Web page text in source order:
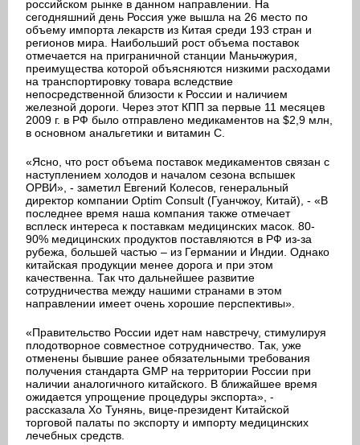
российском рынке в данном направлении. На
сегодняшний день Россия уже вышла на 26 место по
объему импорта лекарств из Китая среди 193 стран и
регионов мира. Наибольший рост объема поставок
отмечается на приграничной станции Маньчжурия,
преимущества которой объясняются низкими расходами
на транспортировку товара вследствие
непосредственной близости к России и наличием
железной дороги. Через этот КПП за первые 11 месяцев
2009 г. в РФ было отправлено медикаментов на $2,9 млн,
в основном анальгетики и витамин С.
«Ясно, что рост объема поставок медикаментов связан с
наступлением холодов и началом сезона вспышек
ОРВИ», - заметил Евгений Колесов, генеральный
директор компании Optim Consult (Гуанчжоу, Китай), - «В
последнее время наша компания также отмечает
всплеск интереса к поставкам медицинских масок. 80-
90% медицинских продуктов поставляются в РФ из-за
рубежа, большей частью – из Германии и Индии. Однако
китайская продукции менее дорога и при этом
качественна. Так что дальнейшее развитие
сотрудничества между нашими странами в этом
направлении имеет очень хорошие перспективы».
«Правительство России идет нам навстречу, стимулируя
плодотворное совместное сотрудничество. Так, уже
отменены бывшие ранее обязательными требования
получения стандарта GMP на территории России при
наличии аналогичного китайского. В ближайшее время
ожидается упрощение процедуры экспорта», -
рассказала Хо Тунянь, вице-президент Китайской
торговой палаты по экспорту и импорту медицинских
лечебных средств.